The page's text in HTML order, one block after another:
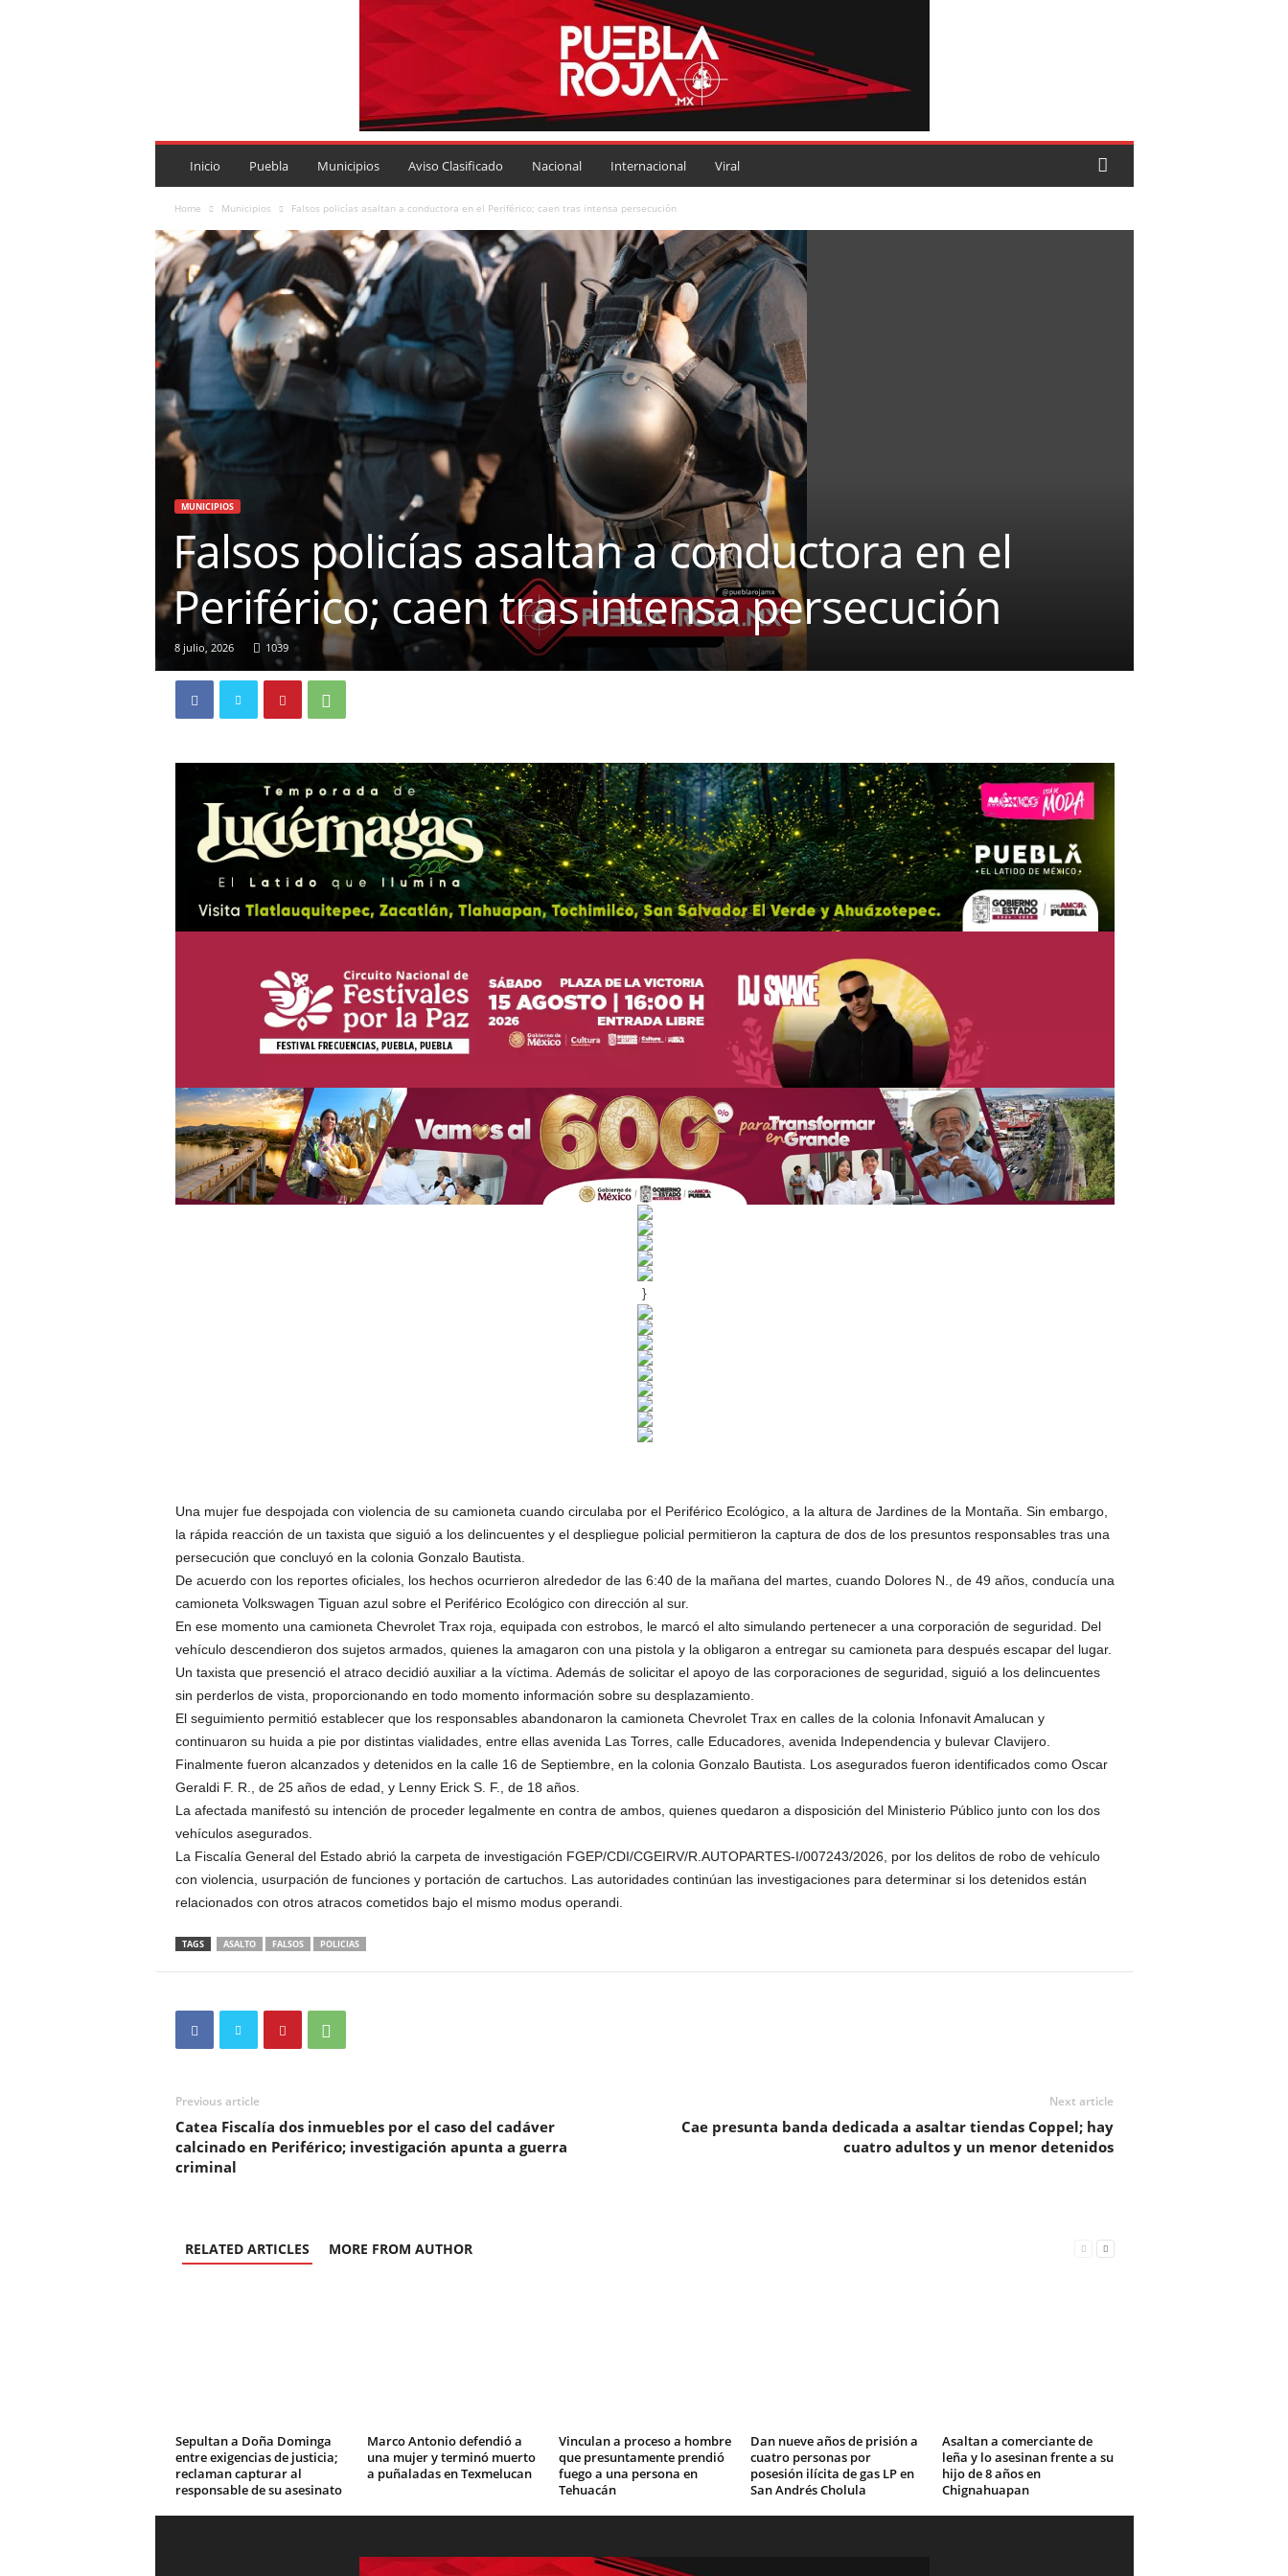
P
A
R
O
J
M
Inicio Puebla Municipios Aviso Clasificado Nacional Internacional Viral
Home Municipios Falsos policías asaltan a conductora en el Periférico; caen tras intensa persecución
MUNICIPIOS
Falsos policías asaltan a conductora en el
Periférico; caen tras intensa persecución
8 julio, 2026 1039
}
Una mujer fue despojada con violencia de su camioneta cuando circulaba por el Periférico Ecológico, a la altura de Jardines de la Montaña. Sin embargo,
la rápida reacción de un taxista que siguió a los delincuentes y el despliegue policial permitieron la captura de dos de los presuntos responsables tras una
persecución que concluyó en la colonia Gonzalo Bautista.
De acuerdo con los reportes oficiales, los hechos ocurrieron alrededor de las 6:40 de la mañana del martes, cuando Dolores N., de 49 años, conducía una
camioneta Volkswagen Tiguan azul sobre el Periférico Ecológico con dirección al sur.
En ese momento una camioneta Chevrolet Trax roja, equipada con estrobos, le marcó el alto simulando pertenecer a una corporación de seguridad. Del
vehículo descendieron dos sujetos armados, quienes la amagaron con una pistola y la obligaron a entregar su camioneta para después escapar del lugar.
Un taxista que presenció el atraco decidió auxiliar a la víctima. Además de solicitar el apoyo de las corporaciones de seguridad, siguió a los delincuentes
sin perderlos de vista, proporcionando en todo momento información sobre su desplazamiento.
El seguimiento permitió establecer que los responsables abandonaron la camioneta Chevrolet Trax en calles de la colonia Infonavit Amalucan y
continuaron su huida a pie por distintas vialidades, entre ellas avenida Las Torres, calle Educadores, avenida Independencia y bulevar Clavijero.
Finalmente fueron alcanzados y detenidos en la calle 16 de Septiembre, en la colonia Gonzalo Bautista. Los asegurados fueron identificados como Oscar
Geraldi F. R., de 25 años de edad, y Lenny Erick S. F., de 18 años.
La afectada manifestó su intención de proceder legalmente en contra de ambos, quienes quedaron a disposición del Ministerio Público junto con los dos
vehículos asegurados.
La Fiscalía General del Estado abrió la carpeta de investigación FGEP/CDI/CGEIRV/R.AUTOPARTES-I/007243/2026, por los delitos de robo de vehículo
con violencia, usurpación de funciones y portación de cartuchos. Las autoridades continúan las investigaciones para determinar si los detenidos están
relacionados con otros atracos cometidos bajo el mismo modus operandi.
TAGS ASALTO FALSOS POLICIAS
Previous article
Catea Fiscalía dos inmuebles por el caso del cadáver
calcinado en Periférico; investigación apunta a guerra
criminal
Next article
Cae presunta banda dedicada a asaltar tiendas Coppel; hay
cuatro adultos y un menor detenidos
RELATED ARTICLES MORE FROM AUTHOR
Sepultan a Doña Dominga
entre exigencias de justicia;
reclaman capturar al
responsable de su asesinato
Marco Antonio defendió a
una mujer y terminó muerto
a puñaladas en Texmelucan
Vinculan a proceso a hombre
que presuntamente prendió
fuego a una persona en
Tehuacán
Dan nueve años de prisión a
cuatro personas por
posesión ilícita de gas LP en
San Andrés Cholula
Asaltan a comerciante de
leña y lo asesinan frente a su
hijo de 8 años en
Chignahuapan